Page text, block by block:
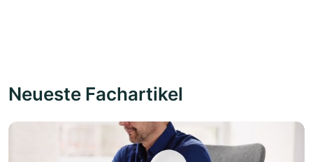
Neueste Fachartikel